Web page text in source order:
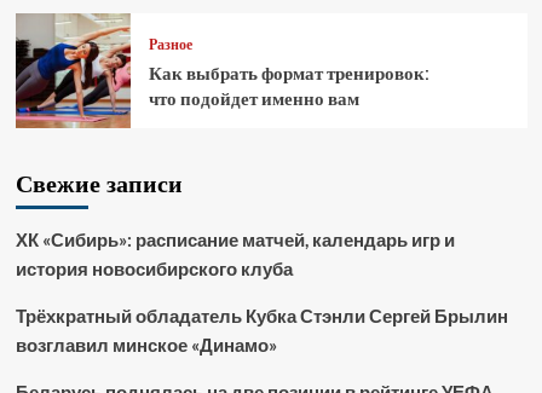
Разное
Как выбрать формат тренировок:
что подойдет именно вам
Свежие записи
ХК «Сибирь»: расписание матчей, календарь игр и
история новосибирского клуба
Трёхкратный обладатель Кубка Стэнли Сергей Брылин
возглавил минское «Динамо»